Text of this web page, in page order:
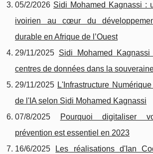
05/2/2026 Sidi Mohamed Kagnassi :
ivoirien au cœur du
durable en Afrique de l’Ouest
29/11/2025 Sidi Mohamed
centres de données dans la
29/11/2025 L'Infrastructure
de l'IA selon Sidi Mohamed Kagnassi
07/8/2025
Pourquoi digitaliser
prévention est essentiel en 2023
16/6/2025
Les réalisations d'Ian